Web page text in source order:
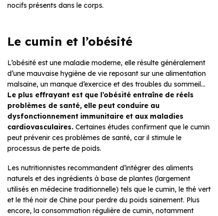
nocifs présents dans le corps.
Le cumin et l’obésité
L’obésité est une maladie moderne, elle résulte généralement
d’une mauvaise hygiène de vie reposant sur une alimentation
malsaine, un manque d’exercice et des troubles du sommeil…
Le plus effrayant est que l’obésité entraîne de réels
problèmes de santé, elle peut conduire au
dysfonctionnement immunitaire et aux maladies
cardiovasculaires. Certaines études confirment que le cumin
peut prévenir ces problèmes de santé, car il stimule le
processus de perte de poids.
Les nutritionnistes recommandent d’intégrer des aliments
naturels et des ingrédients à base de plantes (largement
utilisés en médecine traditionnelle) tels que le cumin, le thé vert
et le thé noir de Chine pour perdre du poids sainement. Plus
encore, la consommation régulière de cumin, notamment